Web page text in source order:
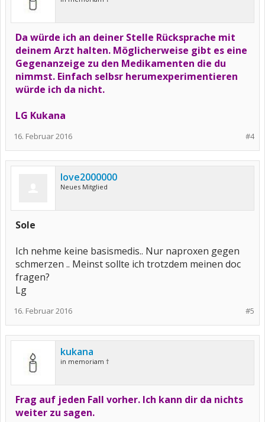
Da würde ich an deiner Stelle Rücksprache mit
deinem Arzt halten. Möglicherweise gibt es eine
Gegenanzeige zu den Medikamenten die du
nimmst. Einfach selbsr herumexperimentieren
würde ich da nicht.
LG Kukana
#4
16. Februar 2016
love2000000
Neues Mitglied
Sole
Ich nehme keine basismedis.. Nur naproxen gegen
schmerzen .. Meinst sollte ich trotzdem meinen doc
fragen?
Lg
#5
16. Februar 2016
kukana
in memoriam †
Frag auf jeden Fall vorher. Ich kann dir da nichts
weiter zu sagen.